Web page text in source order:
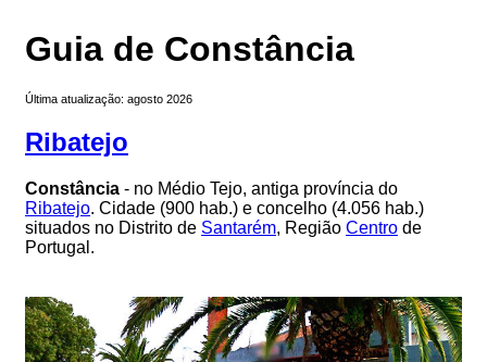
Guia de Constância
Última atualização: agosto 2026
Ribatejo
Constância - no Médio Tejo, antiga província do
Ribatejo. Cidade (900 hab.) e concelho (4.056 hab.)
situados no Distrito de Santarém, Região Centro de
Portugal.